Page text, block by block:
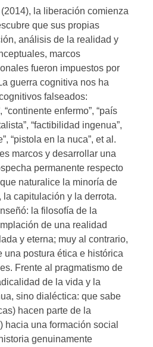
la liberación comienza
que sus propias
análisis de la realidad y
marcos
fueron impuestos por
guerra cognitiva nos ha
falseados:
enfermo”, “país
“factibilidad ingenua”,
“pistola en la nuca”, et al.
marcos y desarrollar una
permanente respecto
naturalice la minoría de
capitulación y la derrota.
la filosofía de la
de una realidad
y eterna; muy al contrario,
una postura ética e histórica
Frente al pragmatismo de
de la vida y la
sino dialéctica: que sabe
hacen parte de la
hacia una formación social
genuinamente